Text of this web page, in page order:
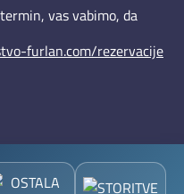
vas vabimo, da
furlan.com/rezervacije